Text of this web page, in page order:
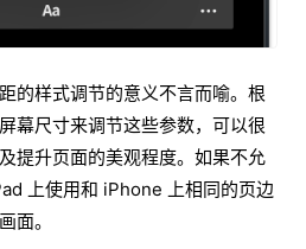
的样式调节的意义不言而喻。根
幕尺寸来调节这些参数，可以很
提升页面的美观程度。如果不允
上使用和 iPhone 上相同的页边
面。